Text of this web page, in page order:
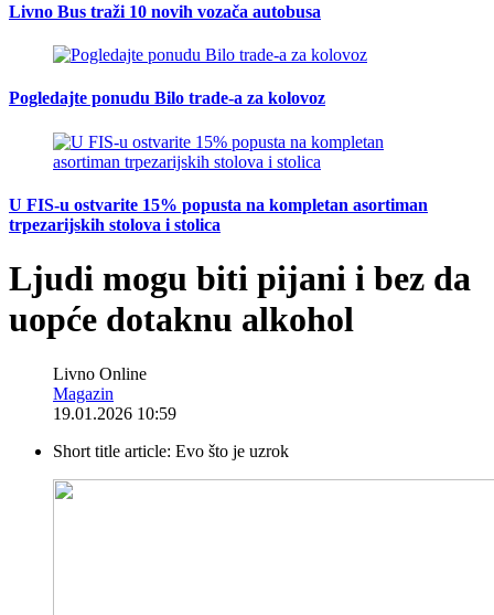
Livno Bus traži 10 novih vozača autobusa
Pogledajte ponudu Bilo trade-a za kolovoz
U FIS-u ostvarite 15% popusta na kompletan asortiman
trpezarijskih stolova i stolica
Ljudi mogu biti pijani i bez da
uopće dotaknu alkohol
Livno Online
Magazin
19.01.2026 10:59
Short title article: Evo što je uzrok